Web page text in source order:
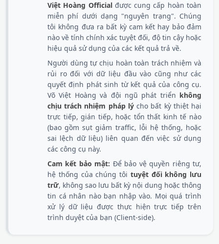
Việt Hoàng Officialđược cung cấp hoàn toàn
miễn phí dưới dạng "nguyên trạng". Chúng
tôi không đưa ra bất kỳ cam kết hay bảo đảm
nào về tính chính xác tuyệt đối, độ tin cậy hoặc
hiệu quả sử dụng của các kết quả trả về.
Người dùng tự chịu hoàn toàn trách nhiệm và
rủi ro đối với dữ liệu đầu vào cũng như các
quyết định phát sinh từ kết quả của công cụ.
Võ Việt Hoàng và đội ngũ phát triển không
chịu trách nhiệm pháp lýcho bất kỳ thiệt hại
trực tiếp, gián tiếp, hoặc tổn thất kinh tế nào
(bao gồm sụt giảm traffic, lỗi hệ thống, hoặc
sai lệch dữ liệu) liên quan đến việc sử dụng
các công cụ này.
Cam kết bảo mật: Để bảo vệ quyền riêng tư,
hệ thống của chúng tôi tuyệt đối không lưu
trữ, không sao lưu bất kỳ nội dung hoặc thông
tin cá nhân nào bạn nhập vào. Mọi quá trình
xử lý dữ liệu được thực hiện trực tiếp trên
trình duyệt của bạn (Client-side).